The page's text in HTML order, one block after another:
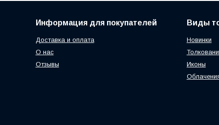
Информация для покупателей
Доставка и оплата
О нас
Отзывы
Виды
Новинки
Иконы